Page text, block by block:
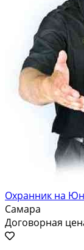
Охранник на
Самара
Договорная